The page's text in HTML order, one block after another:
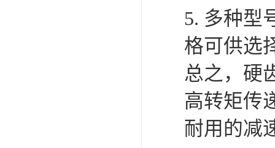
5. 多种型
格可供选
总之，硬
高转矩传
耐用的减